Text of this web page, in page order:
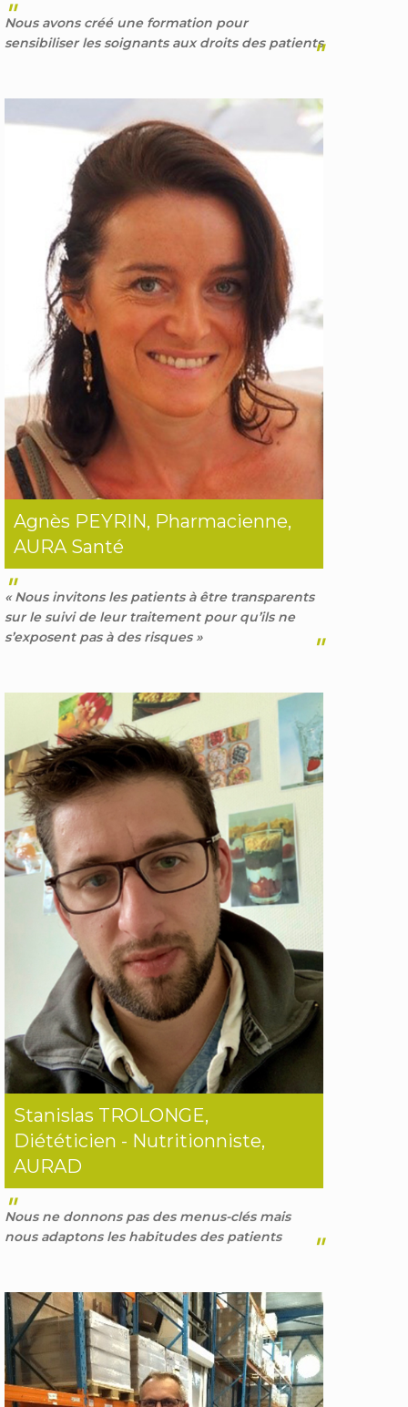
"
Nous avons créé une formation pour
sensibiliser les soignants aux droits des patients
"
Agnès PEYRIN, Pharmacienne,
AURA Santé
"
« Nous invitons les patients à être transparents
sur le suivi de leur traitement pour qu’ils ne
s’exposent pas à des risques »
"
Stanislas TROLONGE,
Diététicien - Nutritionniste,
AURAD
"
Nous ne donnons pas des menus-clés mais
nous adaptons les habitudes des patients
"